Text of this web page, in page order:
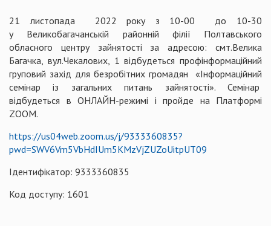
21 листопада 2022 року з 10-00 до 10-30
у Великобагачанській районній філії Полтавського
обласного центру зайнятості за адресою: смт.Велика
Багачка, вул.Чекалових, 1 відбудеться профінформаційний
груповий захід для безробітних громадян «Інформаційний
семінар із загальних питань зайнятості». Семінар
відбудеться в ОНЛАЙН-режимі і пройде на Платформі
ZOOM.
https://us04web.zoom.us/j/9333360835?
pwd=SWV6Vm5VbHdIUm5KMzVjZUZoUitpUT09
Ідентифікатор: 9333360835
Код доступу: 1601